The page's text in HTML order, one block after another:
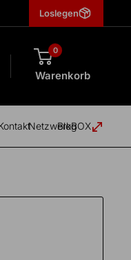
Loslegen
0
Warenkorb
Blog
NetzwerkBOX